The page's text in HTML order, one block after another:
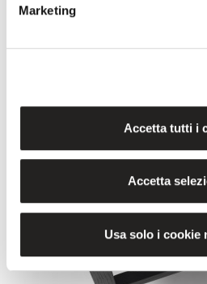
Marketing
Accetta tutti i
Accetta
Usa solo i cookie